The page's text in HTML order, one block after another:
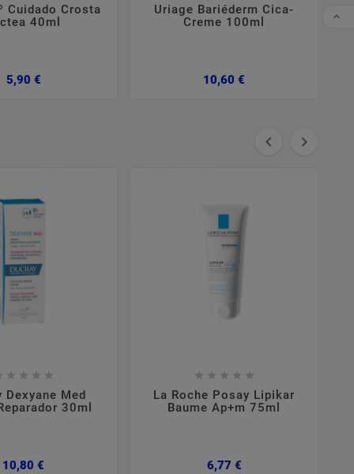
Cuidado Crosta
40ml
5,90 €Preço
Uriage Bariéderm Cica-
Creme 100ml
10,60 €
 
   
Dexyane Med
30ml
10,80 €
    
La Roche Posay Lipikar
Baume Ap+m 75ml
6,77 €Preço
